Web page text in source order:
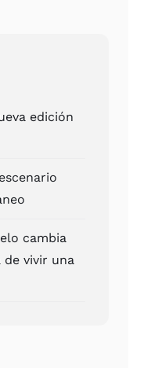
edi­ción
cam­bia
vivir una